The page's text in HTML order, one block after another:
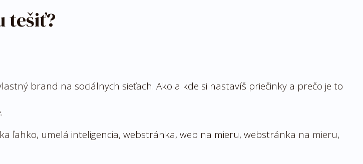
tešiť?
brand na sociálnych sieťach. Ako a kde si nastavíš priečinky a prečo je to